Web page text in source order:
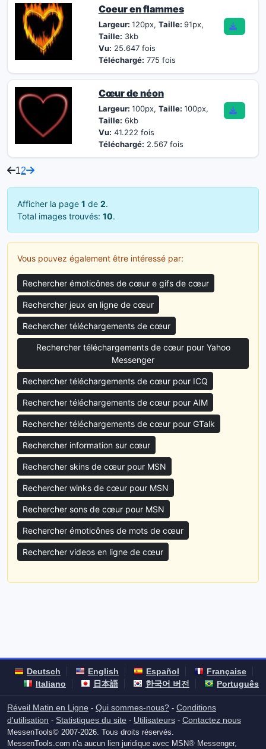
Coeur en flammes
Largeur: 120px, Taille: 91px,
Taille: 3kb
Vu: 25.647 fois
Téléchargé: 775 fois
Cœur de néon
Largeur: 100px, Taille: 100px,
Taille: 6kb
Vu: 41.222 fois
Téléchargé: 2.567 fois
12
Afficher la page 1 de 2.
Total images trouvés: 10.
Vous pouvez également être intéressé par:
Rechercher émoticônes de cœur e gifs de cœur
Rechercher jeux en ligne de cœur
Rechercher téléchargements de cœur
Rechercher téléchargements de cœur pour Yahoo
Messenger
Rechercher téléchargements de cœur pour ICQ
Rechercher téléchargements de cœur pour AIM
Rechercher téléchargements de cœur pour GTalk
Rechercher information sur cœur
Rechercher skins de cœur pour MSN
Rechercher winks de cœur pour MSN
Rechercher sons de cœur pour MSN
Rechercher émoticônes de mots de cœur
Rechercher videos en ligne de cœur
Deutsch English Español
Française
Italiano
日本語 한국어 버전 Português
Réveil Matin en Ligne - Qui sommes-nous? - Conditions
d'utilisation - Statistiques du site - Utilisateurs - Contactez nous
MessenTools© 2007-2026. Tous droits réservés.
MessenTools.com n'a aucun lien juridique avec MSN® Messenger,